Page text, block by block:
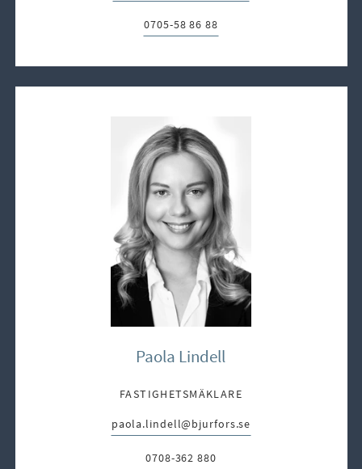
Telefon:
0705-58 86 88
Paola Lindell
FASTIGHETSMÄKLARE
E-post:
paola.lindell@bjurfors.se
Telefon:
0708-362 880